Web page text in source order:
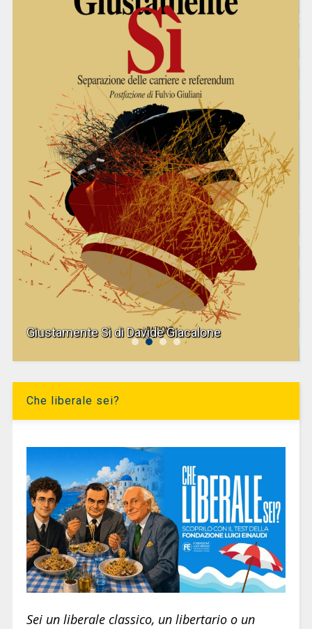
Giustamente Sì di Davide Giacalone
Che liberale sei?
Sei un liberale classico, un libertario o un